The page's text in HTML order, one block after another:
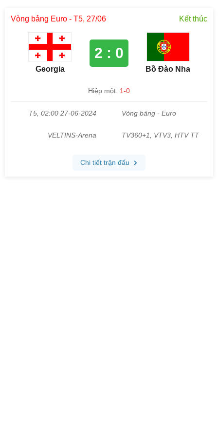
Vòng bảng Euro - T5, 27/06 Kết thúc
Georgia
2 : 0
Bồ Đào Nha
Hiệp một: 1-0
T5, 02:00 27-06-2024 Vòng bảng - Euro
VELTINS-Arena TV360+1, VTV3, HTV TT
Chi tiết trận đấu